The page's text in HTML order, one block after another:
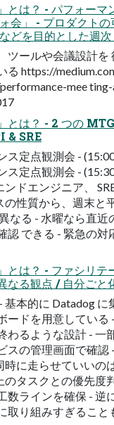
とは？ - パフォーマ
会」 - プロダクト
どを目的とした週
ツールや会議設計を
る https://
mee
とは？ - 2 つの
& SRE
ス定点観測会 - (15:00
ス定点観測会 -
ンドエンジニア、
の性質から、週末と
なる - 水曜なら直近
認 できる - 緊急の対
とは？ - ファシリテ
なる観点 / 自分ごと
基本的に Datadog に
ードを用意している
わるような設計 - 一
スの管理画面で確認
時に走らせていいの
のタスクとの優先度
数ラインを確保 - 逆
取り組みすぎること